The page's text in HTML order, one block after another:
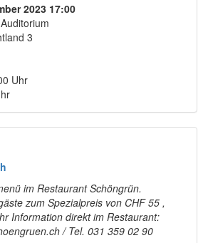
2023 17:00
3
Uhr
im Restaurant Schöngrün.
zum Spezialpreis von CHF 55 ,
Information direkt im Restaurant:
/ Tel. 031 359 02 90